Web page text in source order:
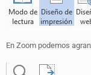
En Zoom podemos